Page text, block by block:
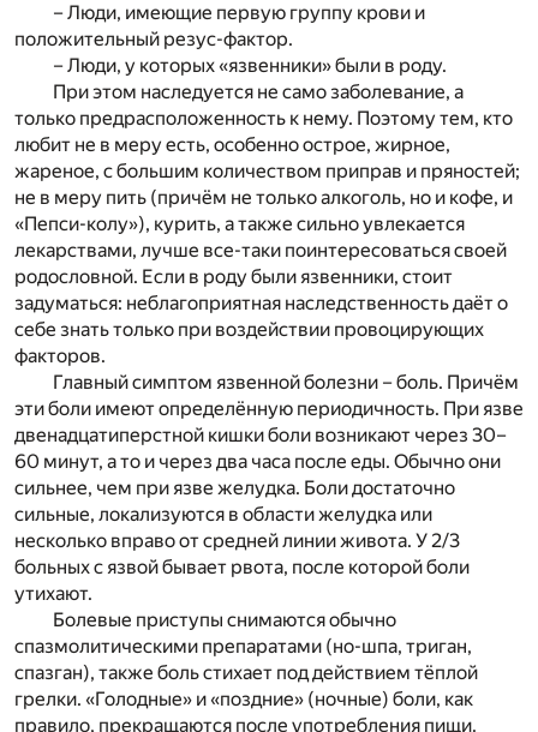
– Люди, имеющие первую группу крови и
положительный резус-фактор.
– Люди, у которых «язвенники» были в роду.
При этом наследуется не само заболевание, а
только предрасположенность к нему. Поэтому тем, кто
любит не в меру есть, особенно острое, жирное,
жареное, с большим количеством приправ и пряностей;
не в меру пить (причём не только алкоголь, но и кофе, и
«Пепси-колу»), курить, а также сильно увлекается
лекарствами, лучше все-таки поинтересоваться своей
родословной. Если в роду были язвенники, стоит
задуматься: неблагоприятная наследственность даёт о
себе знать только при воздействии провоцирующих
факторов.
Главный симптом язвенной болезни – боль. Причём
эти боли имеют определённую периодичность. При язве
двенадцатиперстной кишки боли возникают через 30–
60 минут, а то и через два часа после еды. Обычно они
сильнее, чем при язве желудка. Боли достаточно
сильные, локализуются в области желудка или
несколько вправо от средней линии живота. У 2/3
больных с язвой бывает рвота, после которой боли
утихают.
Болевые приступы снимаются обычно
спазмолитическими препаратами (но-шпа, триган,
спазган), также боль стихает под действием тёплой
грелки. «Голодные» и «поздние» (ночные) боли, как
правило, прекращаются после употребления пищи.